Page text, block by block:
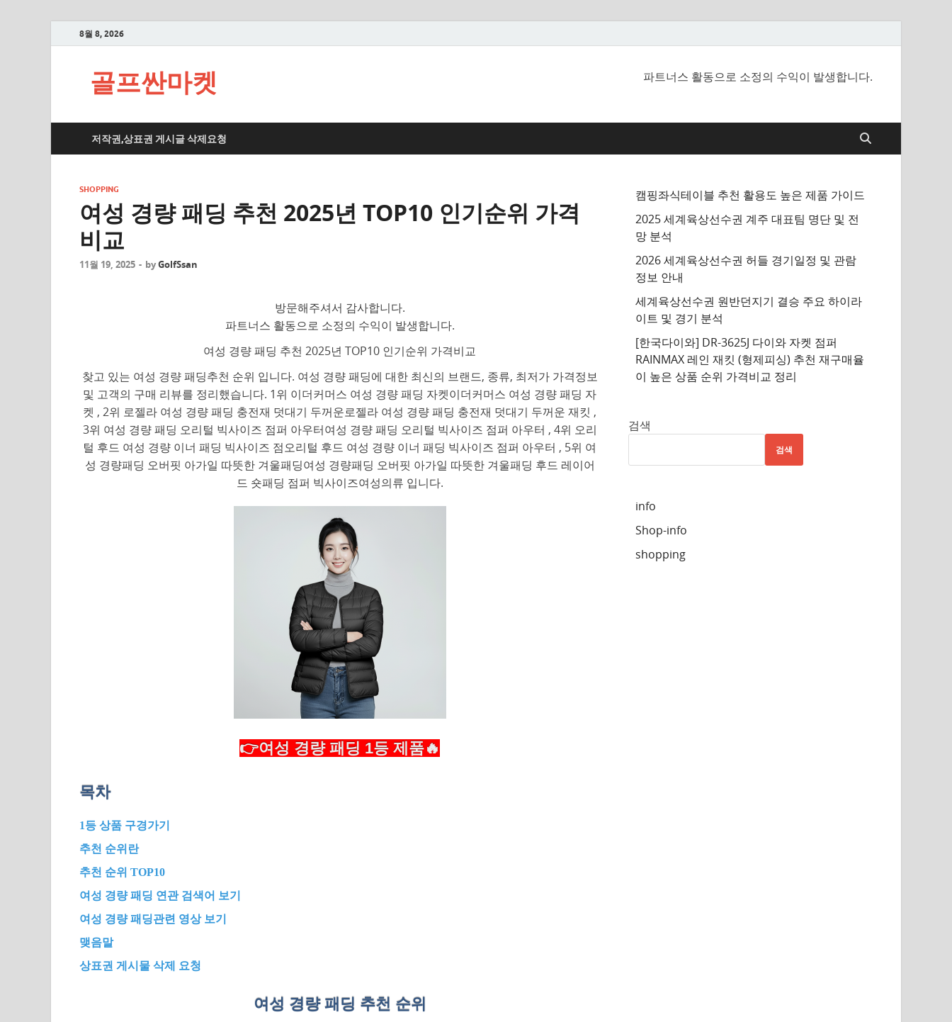
8월 8, 2026
골프싼마켓 파트너스 활동으로 소정의 수익이 발생합니다.
저작권,상표권 게시글 삭제요청
SHOPPING
여성 경량 패딩 추천 2025년 TOP10 인기순위 가격
비교
11월 19, 2025 - byGolfSsan
방문해주셔서 감사합니다.
파트너스 활동으로 소정의 수익이 발생합니다.
여성 경량 패딩 추천 2025년 TOP10 인기순위 가격비교
찾고 있는 여성 경량 패딩추천 순위 입니다. 여성 경량 패딩에 대한 최신의 브랜드, 종류, 최저가 가격정보
및 고객의 구매 리뷰를 정리했습니다. 1위 이더커머스 여성 경량 패딩 자켓이더커머스 여성 경량 패딩 자
켓 , 2위 로젤라 여성 경량 패딩 충전재 덧대기 두꺼운로젤라 여성 경량 패딩 충전재 덧대기 두꺼운 재킷 ,
3위 여성 경량 패딩 오리털 빅사이즈 점퍼 아우터여성 경량 패딩 오리털 빅사이즈 점퍼 아우터 , 4위 오리
털 후드 여성 경량 이너 패딩 빅사이즈 점오리털 후드 여성 경량 이너 패딩 빅사이즈 점퍼 아우터 , 5위 여
성 경량패딩 오버핏 아가일 따뜻한 겨울패딩여성 경량패딩 오버핏 아가일 따뜻한 겨울패딩 후드 레이어
드 숏패딩 점퍼 빅사이즈여성의류 입니다.
👉여성 경량 패딩 1등 제품🔥
목차
1등 상품 구경가기
추천 순위란
추천 순위 TOP10
여성 경량 패딩 연관 검색어 보기
여성 경량 패딩관련 영상 보기
맺음말
상표권 게시물 삭제 요청
여성 경량 패딩 추천 순위
캠핑좌식테이블 추천 활용도 높은 제품 가이드
2025 세계육상선수권 계주 대표팀 명단 및 전
망 분석
2026 세계육상선수권 허들 경기일정 및 관람
정보 안내
세계육상선수권 원반던지기 결승 주요 하이라
이트 및 경기 분석
[한국다이와] DR-3625J 다이와 자켓 점퍼
RAINMAX 레인 재킷 (형제피싱) 추천 재구매율
이 높은 상품 순위 가격비교 정리
검색
검색
info
Shop-info
shopping